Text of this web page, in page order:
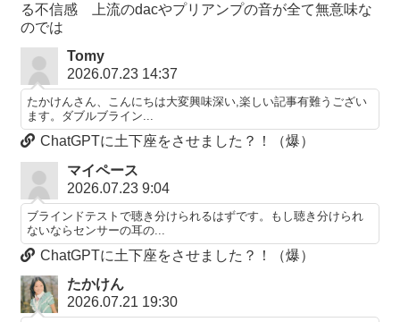
る不信感 上流のdacやプリアンプの音が全て無意味な
のでは
Tomy
2026.07.23 14:37
たかけんさん、こんにちは大変興味深い,楽しい記事有難うござい
ます。ダブルブライン...
ChatGPTに土下座をさせました？！（爆）
マイペース
2026.07.23 9:04
ブラインドテストで聴き分けられるはずです。もし聴き分けられ
ないならセンサーの耳の...
ChatGPTに土下座をさせました？！（爆）
たかけん
2026.07.21 19:30